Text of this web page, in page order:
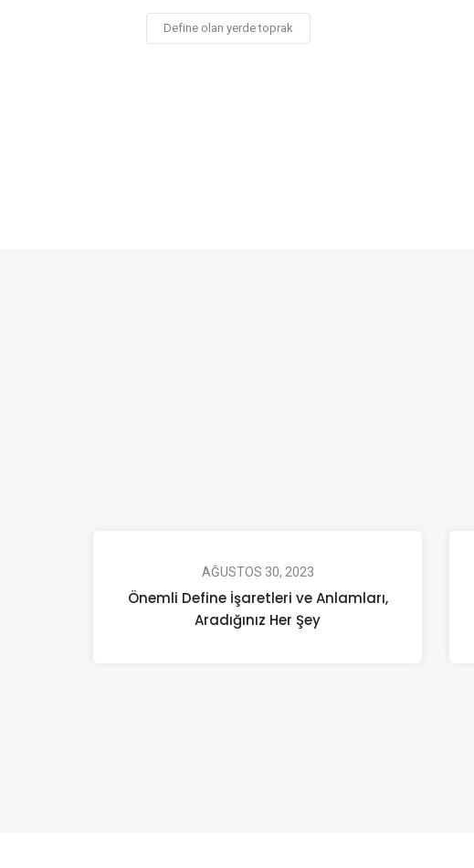
Define olan yerde toprak
AĞUSTOS 30, 2023
Önemli Define İşaretleri ve Anlamları,
Aradığınız Her Şey